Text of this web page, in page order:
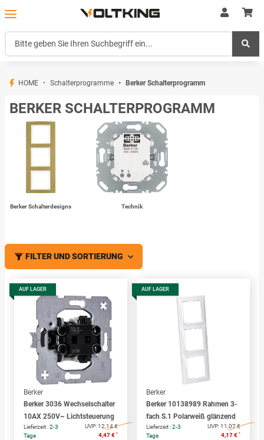
HOME Schalterprogramme Berker Schalterprogramm
BERKER SCHALTERPROGRAMM
Berker Schalterdesigns Technik
FILTER UND SORTIERUNG
AUF LAGER
Berker
Berker 3036 Wechselschalter
10AX 250V~ Lichtsteuerung
Lieferzeit :2-3
Tage
UVP:12,14 €
4,47 € *
AUF LAGER
Berker
Berker 10138989 Rahmen 3-
fach S.1 Polarweiß glänzend
Lieferzeit :2-3
Tage
UVP:11,07 €
4,17 € *